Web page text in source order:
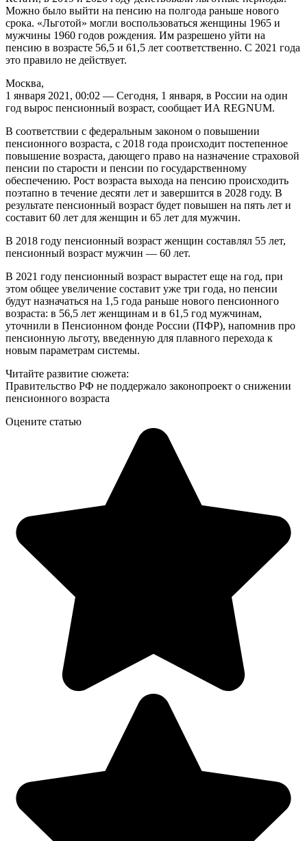
Можно было выйти на пенсию на полгода раньше нового
срока. «Льготой» могли воспользоваться женщины 1965 и
мужчины 1960 годов рождения. Им разрешено уйти на
пенсию в возрасте 56,5 и 61,5 лет соответственно. С 2021 года
это правило не действует.
Москва,
1 января 2021, 00:02 — Сегодня, 1 января, в России на один
год вырос пенсионный возраст, сообщает ИА REGNUM.
В соответствии с федеральным законом о повышении
пенсионного возраста, с 2018 года происходит постепенное
повышение возраста, дающего право на назначение страховой
пенсии по старости и пенсии по государственному
обеспечению. Рост возраста выхода на пенсию происходить
поэтапно в течение десяти лет и завершится в 2028 году. В
результате пенсионный возраст будет повышен на пять лет и
составит 60 лет для женщин и 65 лет для мужчин.
В 2018 году пенсионный возраст женщин составлял 55 лет,
пенсионный возраст мужчин — 60 лет.
В 2021 году пенсионный возраст вырастет еще на год, при
этом общее увеличение составит уже три года, но пенсии
будут назначаться на 1,5 года раньше нового пенсионного
возраста: в 56,5 лет женщинам и в 61,5 год мужчинам,
уточнили в Пенсионном фонде России (ПФР), напомнив про
пенсионную льготу, введенную для плавного перехода к
новым параметрам системы.
Читайте развитие сюжета:
Правительство РФ не поддержало законопроект о снижении
пенсионного возраста
Оцените статью